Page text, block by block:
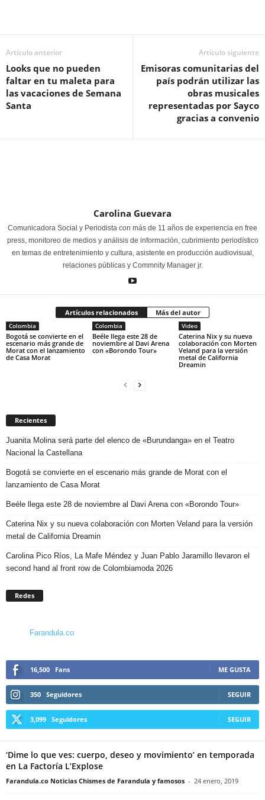
Artículo anterior
Looks que no pueden
faltar en tu maleta para
las vacaciones de Semana
Santa
Artículo siguiente
Emisoras comunitarias del
país podrán utilizar las
obras musicales
representadas por Sayco
gracias a convenio
Carolina Guevara
Comunicadora Social y Periodista con más de 11 años de experiencia en free
press, monitoreo de medios y análisis de información, cubrimiento periodístico
en temas de entretenimiento y cultura, asistente en producción audiovisual,
relaciones públicas y Commnity Manager jr.
Artículos relacionados Más del autor
Colombia
Bogotá se convierte en el
escenario más grande de
Morat con el lanzamiento
de Casa Morat
Colombia
Beéle llega este 28 de
noviembre al Davi Arena
con «Borondo Tour»
Video
Caterina Nix y su nueva
colaboración con Morten
Veland para la versión
metal de California
Dreamin
Recientes
Juanita Molina será parte del elenco de «Burundanga» en el Teatro
Nacional la Castellana
Bogotá se convierte en el escenario más grande de Morat con el
lanzamiento de Casa Morat
Beéle llega este 28 de noviembre al Davi Arena con «Borondo Tour»
Caterina Nix y su nueva colaboración con Morten Veland para la versión
metal de California Dreamin
Carolina Pico Ríos, La Mafe Méndez y Juan Pablo Jaramillo llevaron el
second hand al front row de Colombiamoda 2026
Redes
Farandula.co
16,500 Fans ME GUSTA
350 Seguidores SEGUIR
3,099 Seguidores SEGUIR
‘Dime lo que ves: cuerpo, deseo y movimiento’ en temporada
en La Factoría L’Explose
Farandula.co Noticias Chismes de Farandula y famosos - 24 enero, 2019